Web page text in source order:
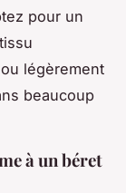
pour un
légèrement
beaucoup
à un béret